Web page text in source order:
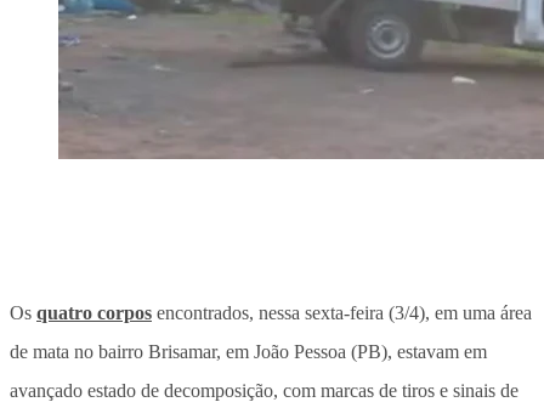
Os quatro corpos encontrados, nessa sexta-feira (3/4), em uma área
de mata no bairro Brisamar, em João Pessoa (PB), estavam em
avançado estado de decomposição, com marcas de tiros e sinais de